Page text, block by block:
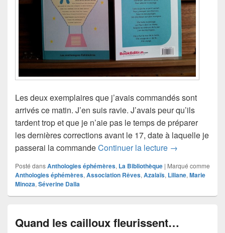
Les deux exemplaires que j’avais commandés sont
arrivés ce matin. J’en suis ravie. J’avais peur qu’ils
tardent trop et que je n’aie pas le temps de préparer
les dernières corrections avant le 17, date à laquelle je
passerai la commandeContinuer la lecture Voyage, un
→
Posté dansAnthologies éphémères, La Bibliothèque | Marqué comme
Anthologies éphémères, Association Rêves, Azalaïs, Liliane, Marie
Minoza, Séverine Dalla
Quand les cailloux fleurissent…